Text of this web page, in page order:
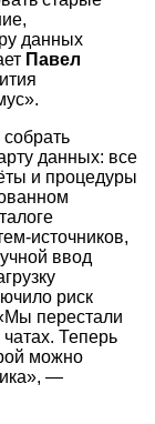
данных
Павел
данных: все
и процедуры
источников,
ввод
риск
перестали
Теперь
можно
—